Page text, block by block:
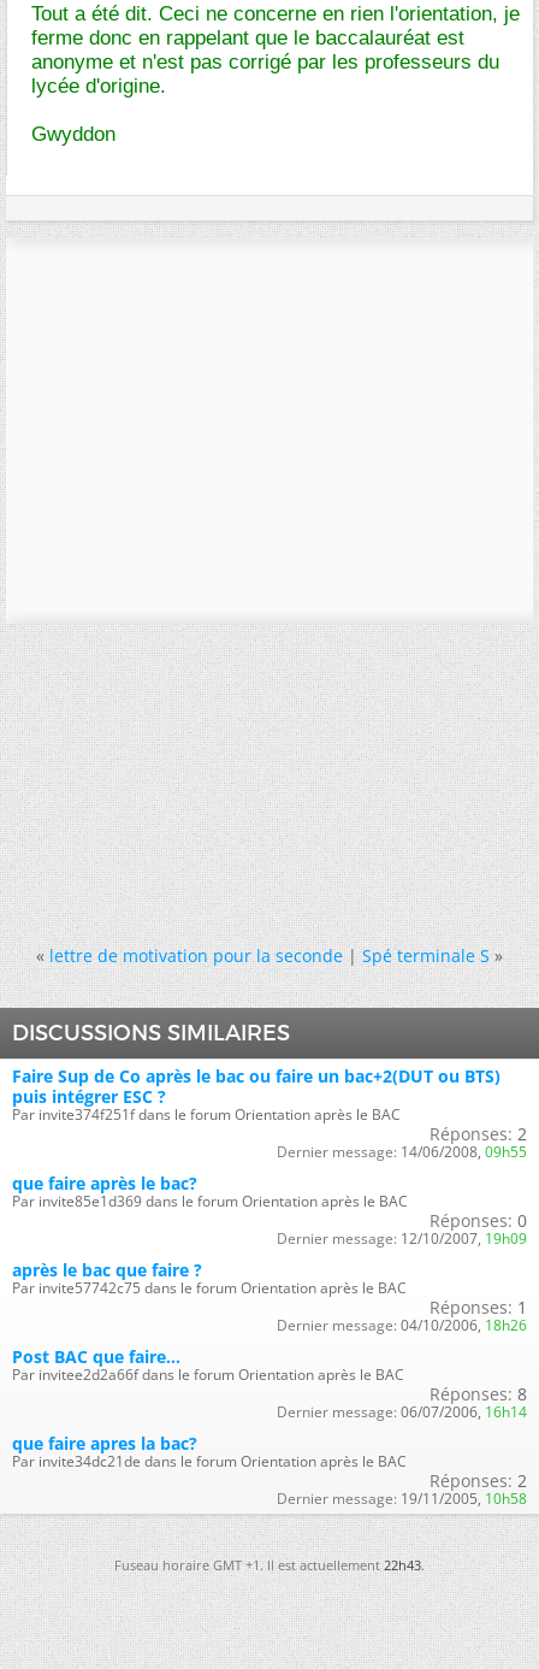
Tout a été dit. Ceci ne concerne en rien l'orientation, je
ferme donc en rappelant que le baccalauréat est
anonyme et n'est pas corrigé par les professeurs du
lycée d'origine.
Gwyddon
« lettre de motivation pour la seconde|Spé terminale S »
DISCUSSIONS SIMILAIRES
Faire Sup de Co après le bac ou faire un bac+2(DUT ou BTS)
puis intégrer ESC ?
Par invite374f251f dans le forum Orientation après le BAC
Réponses: 2
Dernier message: 14/06/2008, 09h55
que faire après le bac?
Par invite85e1d369 dans le forum Orientation après le BAC
Réponses: 0
Dernier message: 12/10/2007, 19h09
après le bac que faire ?
Par invite57742c75 dans le forum Orientation après le BAC
Réponses: 1
Dernier message: 04/10/2006, 18h26
Post BAC que faire...
Par invitee2d2a66f dans le forum Orientation après le BAC
Réponses: 8
Dernier message: 06/07/2006, 16h14
que faire apres la bac?
Par invite34dc21de dans le forum Orientation après le BAC
Réponses: 2
Dernier message: 19/11/2005, 10h58
Fuseau horaire GMT +1. Il est actuellement22h43.